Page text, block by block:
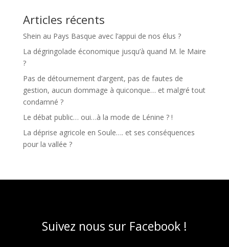
Articles récents
Shein au Pays Basque avec l’appui de nos élus ?
La dégringolade économique jusqu’à quand M. le Maire
?
Pas de détournement d’argent, pas de fautes de
gestion, aucun dommage à quiconque… et malgré tout
condamné ?
Le débat public… oui…à la mode de Lénine ? !
La déprise agricole en Soule…. et ses conséquences
pour la vallée ?
Suivez nous sur Facebook !